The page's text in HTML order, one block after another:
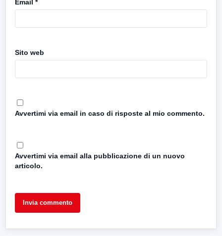
Email *
Sito web
Avvertimi via email in caso di risposte al mio commento.
Avvertimi via email alla pubblicazione di un nuovo
articolo.